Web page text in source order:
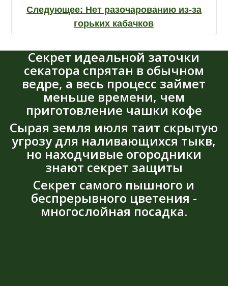
Следующее: Нет разочарованию из-за
горьких кабачков
Секрет идеальной заточки
секатора спрятан в обычном
ведре, а весь процесс займет
меньше времени, чем
приготовление чашки кофе
Сырая земля июля таит скрытую
угрозу для наливающихся тыкв,
но находчивые огородники
знают секрет защиты
Секрет самого пышного и
беспрерывного цветения -
многослойная посадка.